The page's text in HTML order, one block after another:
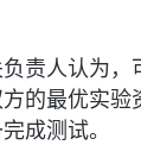
责人认为
的最优实
成测试。